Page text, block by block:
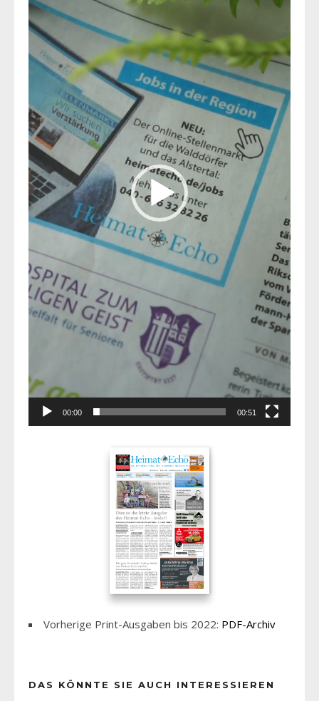
00:00 00:51
Vorherige Print-Ausgaben bis 2022: PDF-Archiv
DAS KÖNNTE SIE AUCH INTERESSIEREN